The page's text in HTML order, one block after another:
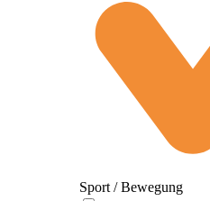
Sport / Bewegung